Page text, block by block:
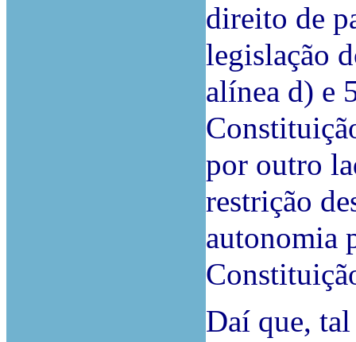
direito de
legislação
alínea d) e
por outro
restrição
autonomia
Daí que,